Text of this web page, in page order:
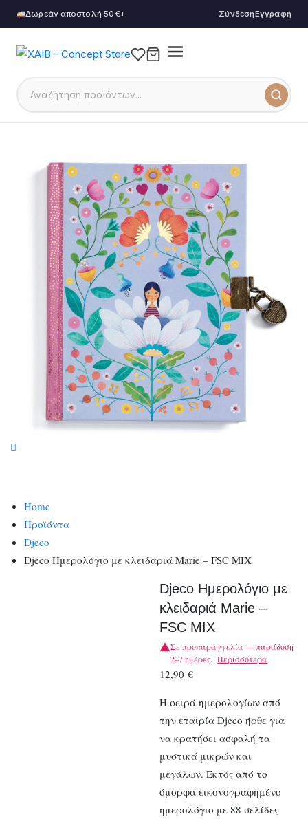
Δωρεάν αποστολή 50€+ ΣύνδεσηΕγγραφή
Home
Προϊόντα
Djeco
Djeco Ημερολόγιο με κλειδαριά Marie – FSC MIX
Djeco Ημερολόγιο με
κλειδαριά Marie –
FSC MIX
Σε προπαραγγελία — παράδοση
2–7 ημέρες. Περισσότερα
12,90€
Η σειρά ημερολογίων από
την εταιρία Djeco ήρθε για
να κρατήσει ασφαλή τα
μυστικά μικρών και
μεγάλων. Εκτός από το
όμορφα εικονογραφημένο
ημερολόγιο με 88 σελίδες